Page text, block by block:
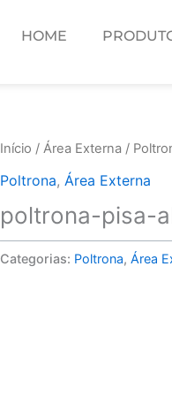
HOME
Início / Área Externa /
Poltrona, Área Externa
poltrona-pisa-
Categorias: Poltrona, Área